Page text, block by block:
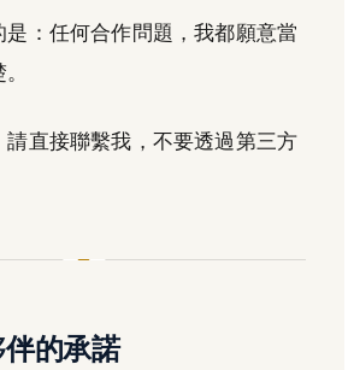
是：任何合作問題，我都願意當
請直接聯繫我，不要透過第三方
的承諾